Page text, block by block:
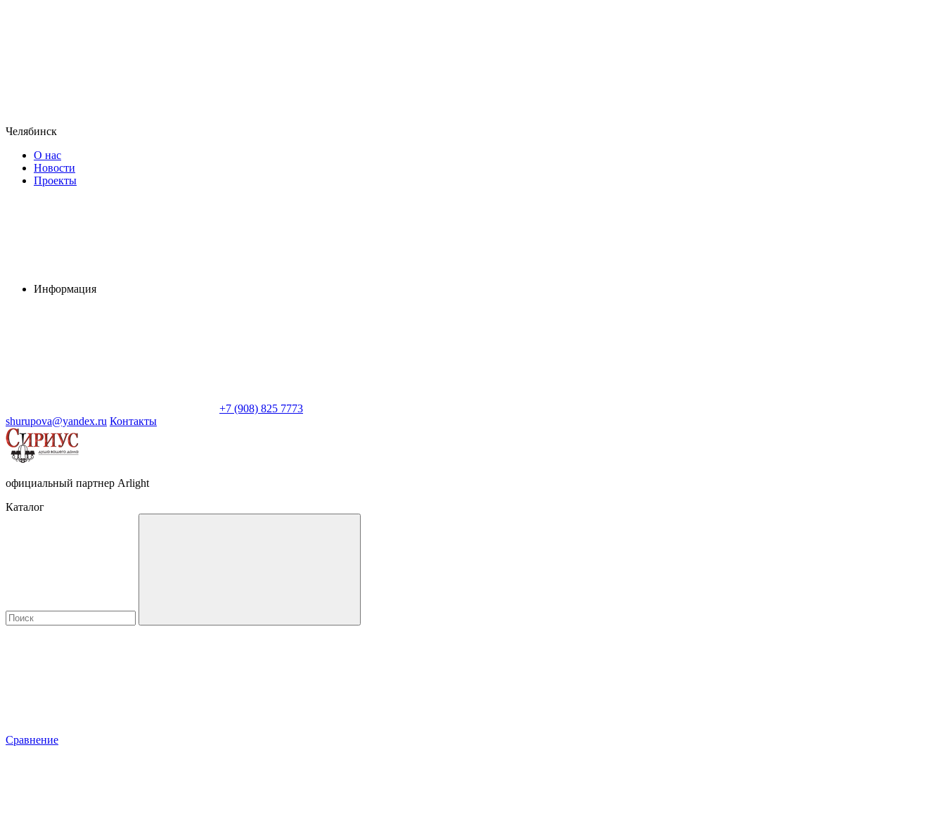
Челябинск
О нас
Новости
Проекты
Информация
+7 (908) 825 7773
shurupova@yandex.ru Контакты
официальный партнер Arlight
Каталог
Сравнение